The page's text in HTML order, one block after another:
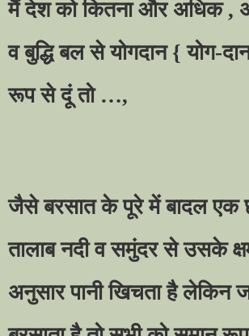
मैं देश को कितना और अधिक ,
व बुद्धि बल से योगदान {योग-
रूप से दूं तो …,
जैसे बरसात के पूरे में बादल एक
तालाब नदी व समुंदर से उसके
अनुसार पानी खिचता है लेकिन